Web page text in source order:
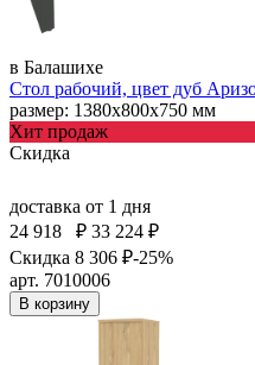
в Балашихе
Стол рабочий, цвет дуб
размер: 1380х800х750 мм
Хит продаж
Скидка
доставка от 1 дня
24 918
₽ 33 224 ₽
Скидка 8 306 ₽-25%
арт. 7010006
В корзину